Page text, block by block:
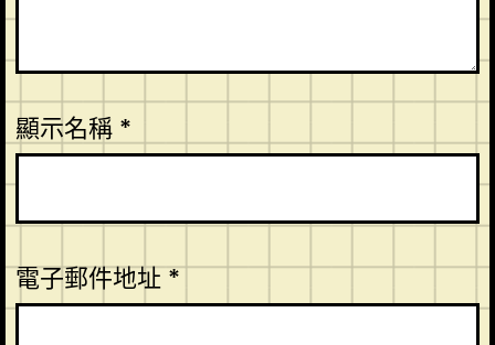
顯示名稱 *
電子郵件地址*